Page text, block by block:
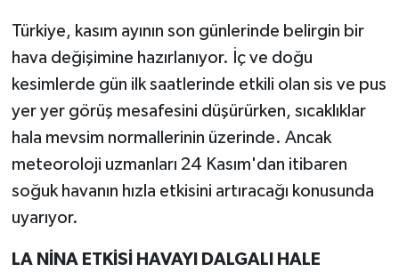
Türkiye, kasım ayının son günlerinde belirgin bir
hava değişimine hazırlanıyor. İç ve doğu
kesimlerde gün ilk saatlerinde etkili olan sis ve pus
yer yer görüş mesafesini düşürürken, sıcaklıklar
hala mevsim normallerinin üzerinde. Ancak
meteoroloji uzmanları 24 Kasım'dan itibaren
soğuk havanın hızla etkisini artıracağı konusunda
uyarıyor.
LA NİNA ETKİSİ HAVAYI DALGALI HALE
KÜLTÜR SANAT